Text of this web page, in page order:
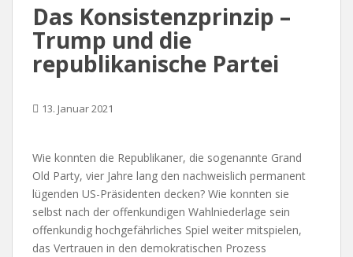
Das Konsistenzprinzip –
Trump und die
republikanische Partei
13. Januar 2021
Wie konnten die Republikaner, die sogenannte Grand
Old Party, vier Jahre lang den nachweislich permanent
lügenden US-Präsidenten decken? Wie konnten sie
selbst nach der offenkundigen Wahlniederlage sein
offenkundig hochgefährliches Spiel weiter mitspielen,
das Vertrauen in den demokratischen Prozess